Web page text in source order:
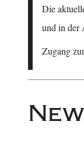
Die
und in der
Zugang